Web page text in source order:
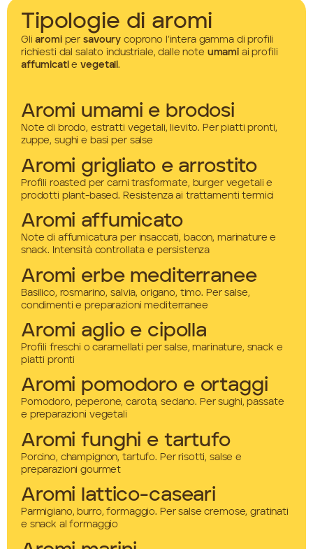
Tipologie di aromi
Gliaromipersavoury coprono l’intera gamma di profili
richiesti dal salato industriale, dalle note umami ai profili
affumicatievegetali.
Aromi umami e brodosi
Note di brodo, estratti vegetali, lievito. Per piatti pronti,
zuppe, sughi e basi per salse
Aromi grigliato e arrostito
Profili roasted per carni trasformate, burger vegetali e
prodotti plant-based. Resistenza ai trattamenti termici
Aromi affumicato
Note di affumicatura per insaccati, bacon, marinature e
snack. Intensità controllata e persistenza
Aromi erbe mediterranee
Basilico, rosmarino, salvia, origano, timo. Per salse,
condimenti e preparazioni mediterranee
Aromi aglio e cipolla
Profili freschi o caramellati per salse, marinature, snack e
piatti pronti
Aromi pomodoro e ortaggi
Pomodoro, peperone, carota, sedano. Per sughi, passate
e preparazioni vegetali
Aromi funghi e tartufo
Porcino, champignon, tartufo. Per risotti, salse e
preparazioni gourmet
Aromi lattico-caseari
Parmigiano, burro, formaggio. Per salse cremose, gratinati
e snack al formaggio